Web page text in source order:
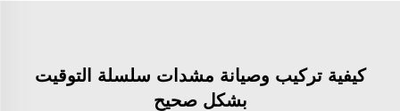
كيفية تركيب وصيانة مشدات سلسلة التوقيت
بشكل صحيح